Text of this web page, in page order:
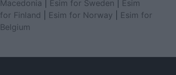
Macedonia
Esim for Sweden
Esim
for Finland
Esim for Norway
Esim for
Belgium